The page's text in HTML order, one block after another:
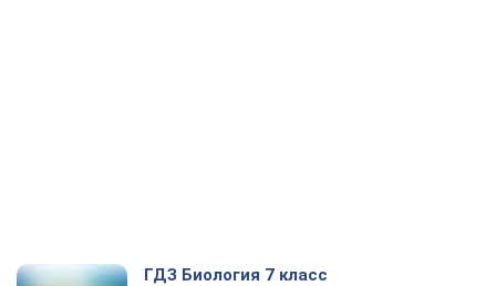
ГДЗ Биология 7 класс